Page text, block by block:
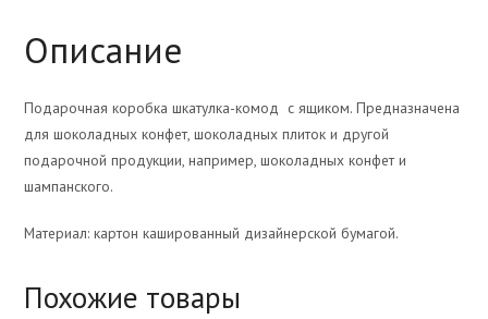
Описание
Подарочная коробка шкатулка-комод с ящиком. Предназначена
для шоколадных конфет, шоколадных плиток и другой
подарочной продукции, например, шоколадных конфет и
шампанского.
Материал: картон кашированный дизайнерской бумагой.
Похожие товары